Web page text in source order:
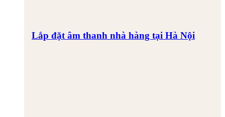
Lắp đặt âm thanh nhà hàng tại Hà Nội